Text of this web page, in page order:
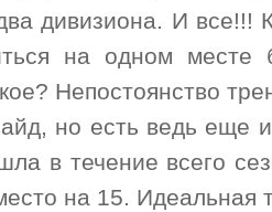
дивизиона. И все!!!
на одном
Непостоянство
но есть ведь еще
в течение всего
на 15. Идеальная